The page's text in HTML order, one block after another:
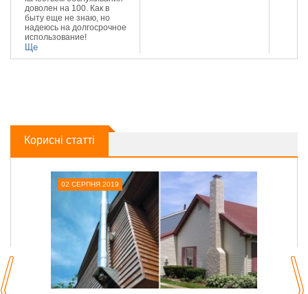
доволен на 100. Как в
быту еще не знаю, но
надеюсь на долгосрочное
использование!
Ще
Корисні статті
02 СЕРПНЯ 2019